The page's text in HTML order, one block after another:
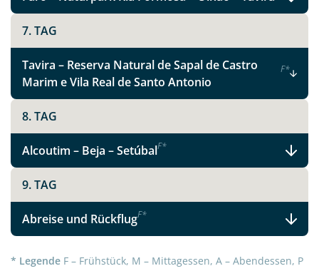
Teile diese Reise
Facebook
Instagram
7. TAG
Tavira – Reserva Natural de Sapal de Castro
Marim e Vila Real de Santo Antonio
F*
8. TAG
Alcoutim – Beja – SetúbalF*
9. TAG
Abreise und RückflugF*
* Legende F – Frühstück, M – Mittagessen, A – Abendessen, P